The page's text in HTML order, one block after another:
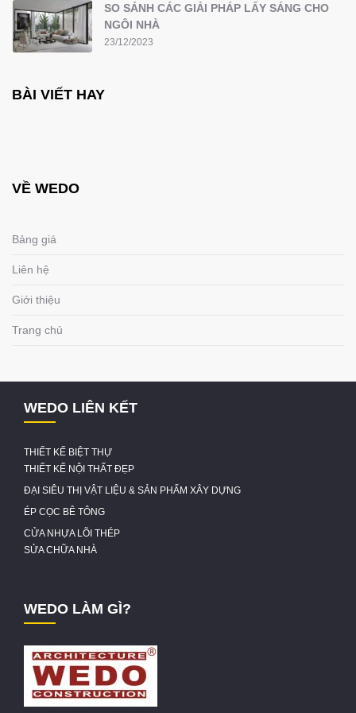
SO SÁNH CÁC GIẢI PHÁP LẤY SÁNG CHO
NGÔI NHÀ
23/12/2023
BÀI VIẾT HAY
VỀ WEDO
Bảng giá
Liên hệ
Giới thiệu
Trang chủ
WEDO LIÊN KẾT
THIẾT KẾ BIỆT THỰ
THIẾT KẾ NỘI THẤT ĐẸP
ĐẠI SIÊU THỊ VẬT LIỆU & SẢN PHẨM XÂY DỰNG
ÉP CỌC BÊ TÔNG
CỬA NHỰA LÕI THÉP
SỬA CHỮA NHÀ
WEDO LÀM GÌ?